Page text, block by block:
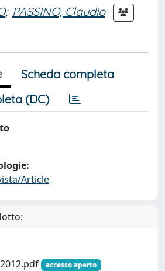
; PASSINO, Claudio
Scheda completa
(DC)
Article
accesso aperto